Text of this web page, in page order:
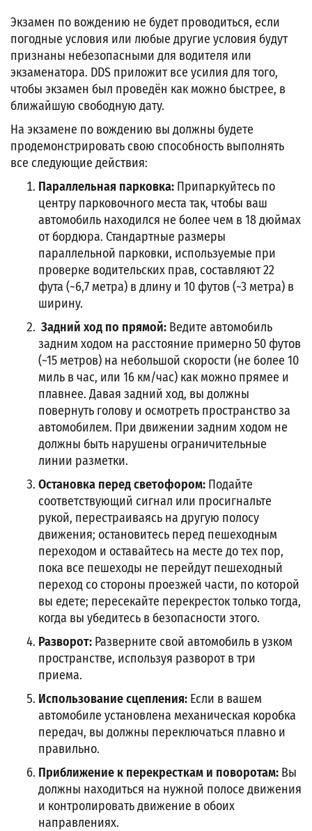
Экзамен по вождению не будет проводиться, если
погодные условия или любые другие условия будут
признаны небезопасными для водителя или
экзаменатора. DDS приложит все усилия для того,
чтобы экзамен был проведён как можно быстрее, в
ближайшую свободную дату.
На экзамене по вождению вы должны будете
продемонстрировать свою способность выполнять
все следующие действия:
Параллельная парковка: Припаркуйтесь по
центру парковочного места так, чтобы ваш
автомобиль находился не более чем в 18 дюймах
от бордюра. Стандартные размеры
параллельной парковки, используемые при
проверке водительских прав, составляют 22
фута (~6,7 метра) в длину и 10 футов (~3 метра) в
ширину.
Задний ход по прямой: Ведите автомобиль
задним ходом на расстояние примерно 50 футов
(~15 метров) на небольшой скорости (не более 10
миль в час, или 16 км/час) как можно прямее и
плавнее. Давая задний ход, вы должны
повернуть голову и осмотреть пространство за
автомобилем. При движении задним ходом не
должны быть нарушены ограничительные
линии разметки.
Остановка перед светофором: Подайте
соответствующий сигнал или просигнальте
рукой, перестраиваясь на другую полосу
движения; остановитесь перед пешеходным
переходом и оставайтесь на месте до тех пор,
пока все пешеходы не перейдут пешеходный
переход со стороны проезжей части, по которой
вы едете; пересекайте перекресток только тогда,
когда вы убедитесь в безопасности этого.
Разворот: Разверните свой автомобиль в узком
пространстве, используя разворот в три
приема.
Использование сцепления: Если в вашем
автомобиле установлена механическая коробка
передач, вы должны переключаться плавно и
правильно.
Приближение к перекресткам и поворотам: Вы
должны находиться на нужной полосе движения
и контролировать движение в обоих
направлениях.